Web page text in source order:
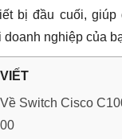
bị đầu cuối, giúp
nghiệp của
Switch Cisco